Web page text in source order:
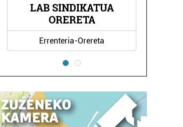
LAB SINDIKATUA
ORERETA
Errenteria-Orereta